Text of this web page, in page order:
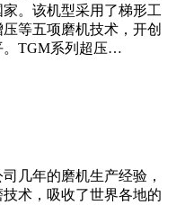
。该机型采用了梯形工
等五项磨机技术，开创
。TGM系列超压…
几年的磨机生产经验，
术，吸收了世界各地的